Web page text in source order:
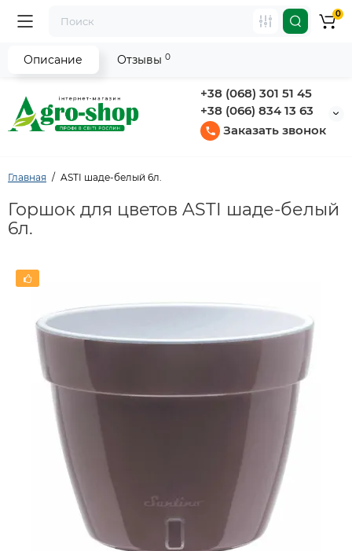
+38 (068) 301 51 45
+38 (066) 834 13 63
Заказать звонок
0
Главная ASTI шаде-белый 6л.
Горшок для цветов ASTI шаде-белый
6л.
Описание Отзывы 0